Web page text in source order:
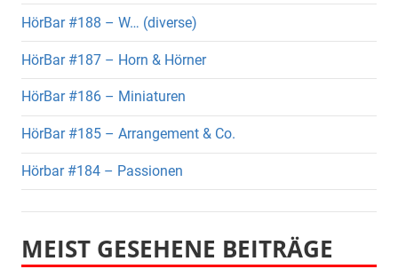
HörBar #188 – W… (diverse)
HörBar #187 – Horn & Hörner
HörBar #186 – Miniaturen
HörBar #185 – Arrangement & Co.
Hörbar #184 – Passionen
MEIST GESEHENE BEITRÄGE